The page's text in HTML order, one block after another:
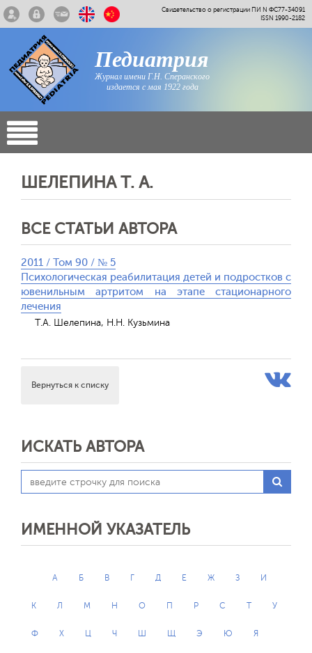
Свидетельство о регистрации ПИ N ФС77-34091
ISSN 1990-2182
Педиатрия
Журнал имени Г.Н. Сперанского
издается с мая 1922 года
ШЕЛЕПИНА Т. А.
ВСЕ СТАТЬИ АВТОРА
2011 / Том 90 / № 5
Психологическая реабилитация детей и подростков с
ювенильным артритом на этапе стационарного
лечения
Т.А. Шелепина, Н.Н. Кузьмина
Вернуться к списку
ИСКАТЬ АВТОРА
ИМЕННОЙ УКАЗАТЕЛЬ
А Б В Г Д Е Ж З И
К Л М Н О П Р С Т У
Ф Х Ц Ч Ш Щ Э Ю Я